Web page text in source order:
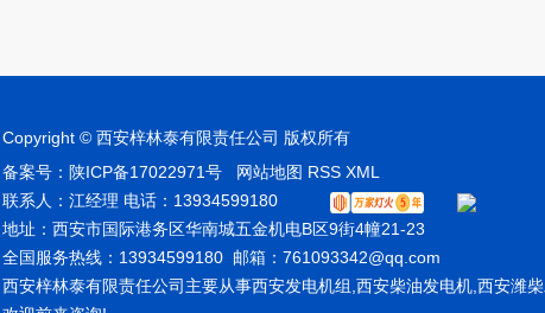
Copyright © 西安梓林泰有限责任公司 版权所有
备案号： 陕ICP备17022971号 网站地图 RSS XML
联系人：江经理 电话：13934599180
地址：西安市国际港务区华南城五金机电B区9街4幢21-23
全国服务热线：13934599180 邮箱：761093342@qq.com
西安梓林泰有限责任公司主要从事西安发电机组,西安柴油发电机,西安潍